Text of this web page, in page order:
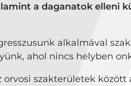
a daganatok elleni
alkalmával
ahol nincs helyben
orvosi szakterületek